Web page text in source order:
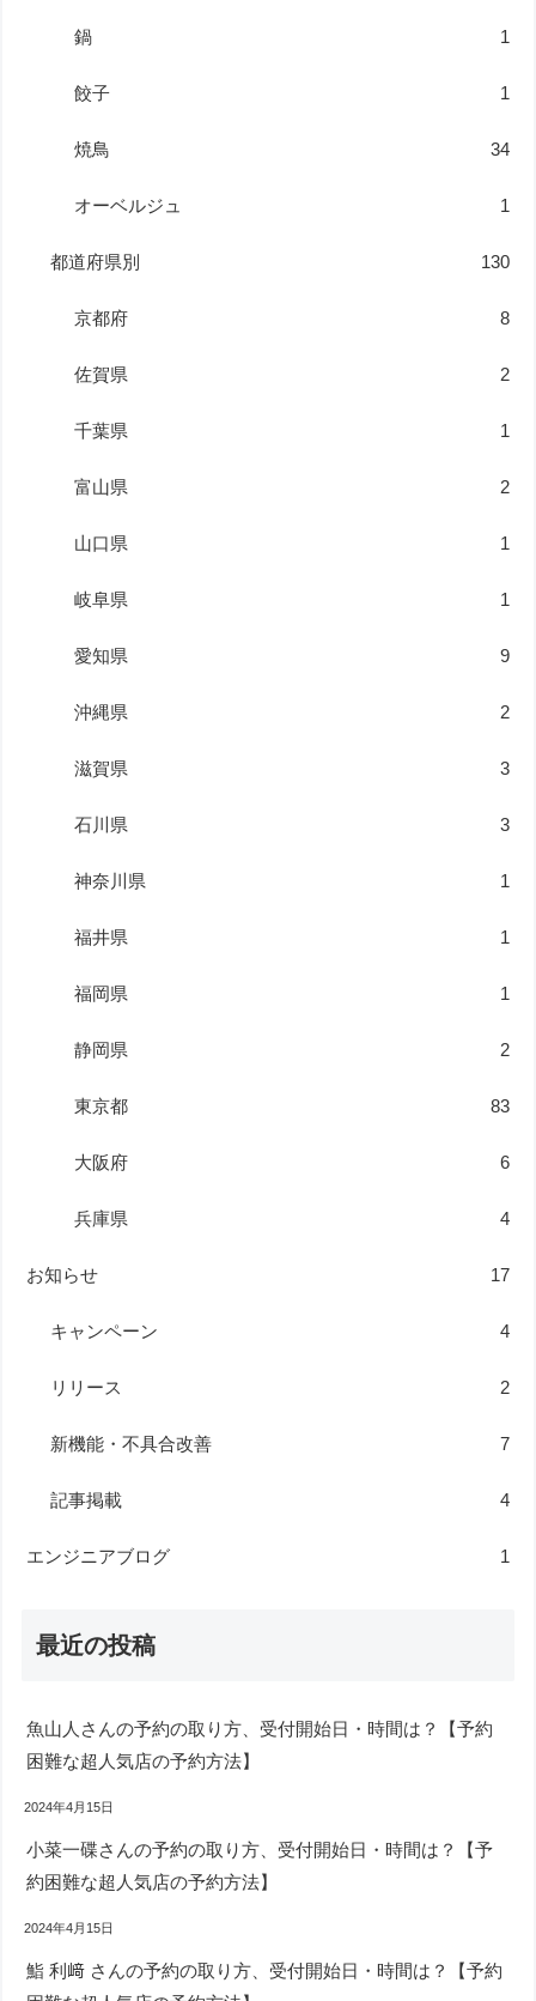
鍋 1
餃子 1
焼鳥 34
オーベルジュ 1
都道府県別 130
京都府 8
佐賀県 2
千葉県 1
富山県 2
山口県 1
岐阜県 1
愛知県 9
沖縄県 2
滋賀県 3
石川県 3
神奈川県 1
福井県 1
福岡県 1
静岡県 2
東京都 83
大阪府 6
兵庫県 4
お知らせ 17
キャンペーン 4
リリース 2
新機能・不具合改善 7
記事掲載 4
エンジニアブログ 1
最近の投稿
魚山人さんの予約の取り方、受付開始日・時間は？【予約
困難な超人気店の予約方法】
2024年4月15日
小菜一碟さんの予約の取り方、受付開始日・時間は？【予
約困難な超人気店の予約方法】
2024年4月15日
鮨 利﨑 さんの予約の取り方、受付開始日・時間は？【予約